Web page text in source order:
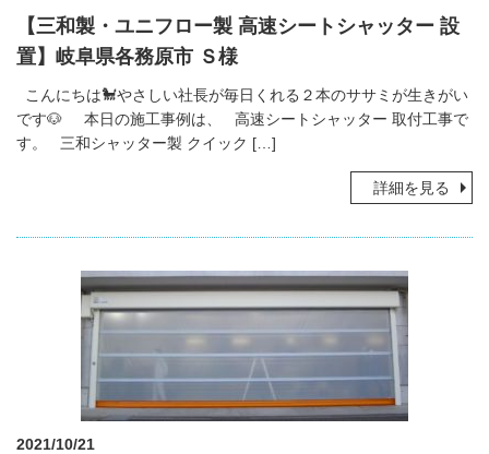
【三和製・ユニフロー製 高速シートシャッター 設
置】岐阜県各務原市 Ｓ様
こんにちは🐩やさしい社長が毎日くれる２本のササミが生きがい
です🐶 本日の施工事例は、 高速シートシャッター 取付工事で
す。 三和シャッター製 クイック […]
詳細を見る
2021/10/21